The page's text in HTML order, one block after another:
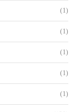
(1)
(1)
(1)
(1)
(1)